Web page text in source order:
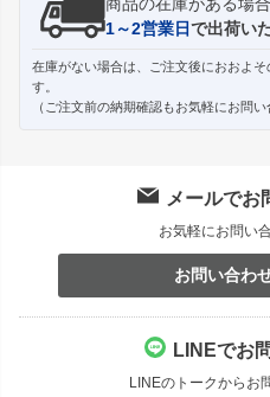
1～2営業日で出荷い
在庫がない場合は、ご注文後におおよ
す。
（ご注文前の納期確認もお気軽にお問い
メールでお
お気軽にお問い
お問い合わ
LINEでお
LINEのトークからお